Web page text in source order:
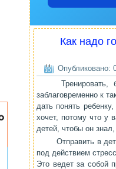
Как надо
Опубликовано:
Тренировать,
заблаговременно к
дать понять
хочет, потому что у
детей, чтобы он
Отправить в
под действием
Это ведет за собой